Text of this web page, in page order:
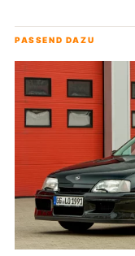
PASSEND DAZU